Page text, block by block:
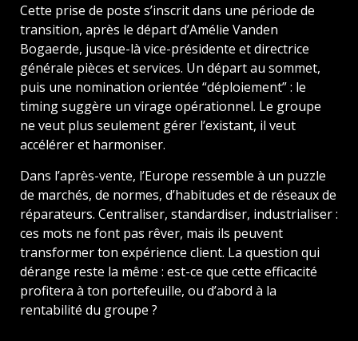
Cette prise de poste s’inscrit dans une période de
transition, après le départ d’Amélie Vanden
Bogaerde, jusque-là vice-présidente et directrice
générale pièces et services. Un départ au sommet,
puis une nomination orientée “déploiement” : le
timing suggère un virage opérationnel. Le groupe
ne veut plus seulement gérer l’existant, il veut
accélérer et harmoniser.
Dans l’après-vente, l’Europe ressemble à un puzzle
de marchés, de normes, d’habitudes et de réseaux de
réparateurs. Centraliser, standardiser, industrialiser :
ces mots ne font pas rêver, mais ils peuvent
transformer ton expérience client. La question qui
dérange reste la même : est-ce que cette efficacité
profitera à ton portefeuille, ou d’abord à la
rentabilité du groupe ?